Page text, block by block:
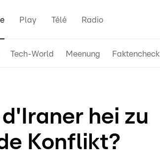
Play Télé Radio
Tech-World Meenung Faktencheck
hei zu
Konflikt?